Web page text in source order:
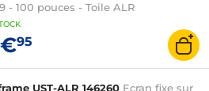
- 100 pouces - Toile ALR
95
UST-ALR 146260 Ecran fixe sur